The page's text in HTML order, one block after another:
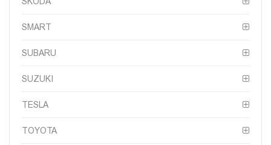
SMART
SUBARU
SUZUKI
TESLA
TOYOTA